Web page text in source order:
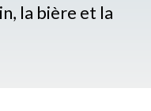
la bière et la